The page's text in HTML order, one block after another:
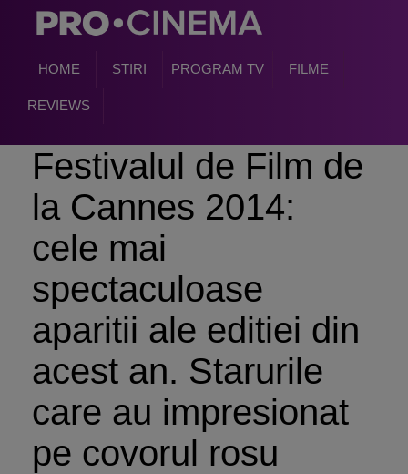
HOME STIRI PROGRAM TV FILME
REVIEWS
Festivalul de Film de
la Cannes 2014:
cele mai
spectaculoase
aparitii ale editiei din
acest an. Starurile
care au impresionat
pe covorul rosu